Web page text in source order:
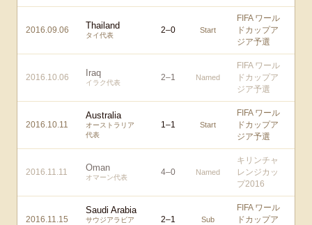
2016.09.06 Thailand
タイ代表
2–0 Start
FIFA ワール
ドカップア
ジア予選
2016.10.06 Iraq
イラク代表
2–1 Named
FIFA ワール
ドカップア
ジア予選
2016.10.11
Australia
オーストラリア
代表
1–1 Start
FIFA ワール
ドカップア
ジア予選
2016.11.11 Oman
オマーン代表
4–0 Named
キリンチャ
レンジカッ
プ2016
2016.11.15
Saudi Arabia
サウジアラビア
2–1 Sub
FIFA ワール
ドカップア